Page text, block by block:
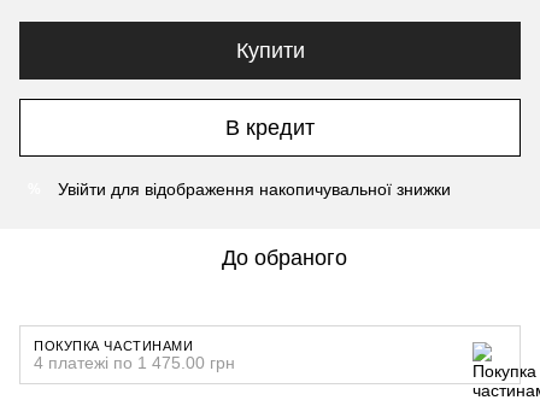
Купити
В кредит
Увійти для відображення накопичувальної знижки
До обраного
ПОКУПКА ЧАСТИНАМИ
4 платежі по 1 475.00 грн